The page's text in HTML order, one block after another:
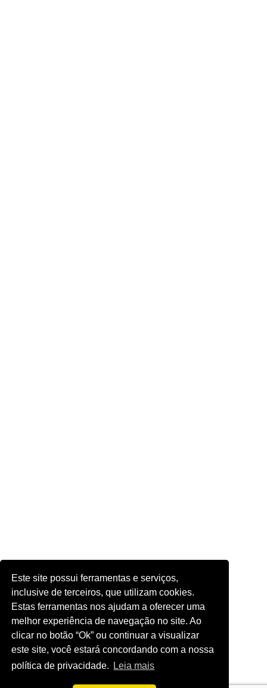
Este site possui ferramentas e serviços,
inclusive de terceiros, que utilizam cookies.
Estas ferramentas nos ajudam a oferecer uma
melhor experiência de navegação no site. Ao
clicar no botão “Ok” ou continuar a visualizar
este site, você estará concordando com a nossa
política de privacidade.
Leia mais